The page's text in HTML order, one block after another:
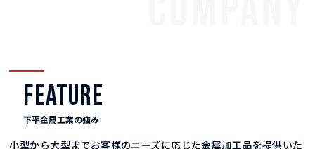
FEATURE
下平金属工業の強み
小型から大型までお客様のニーズに応じた金属加工品を提供いた